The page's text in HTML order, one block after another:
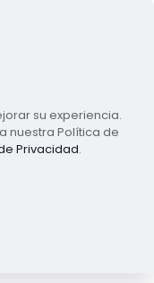
su experiencia.
nuestra Política de
Privacidad.